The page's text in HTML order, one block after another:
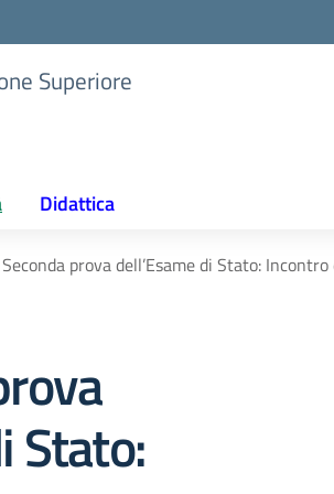
Superiore
Didattica
prova dell’Esame di Stato:
Stato: